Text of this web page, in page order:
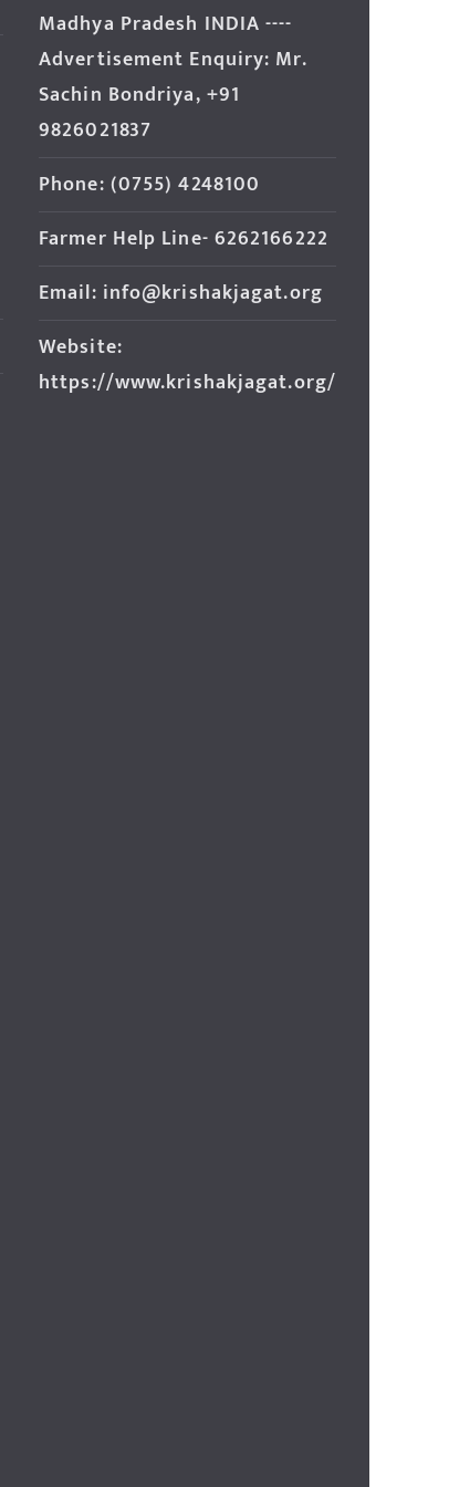
Madhya Pradesh INDIA ----
Advertisement Enquiry: Mr.
Sachin Bondriya, +91
9826021837
Phone: (0755) 4248100
Farmer Help Line- 6262166222
Email: info@krishakjagat.org
Website:
https://www.krishakjagat.org/